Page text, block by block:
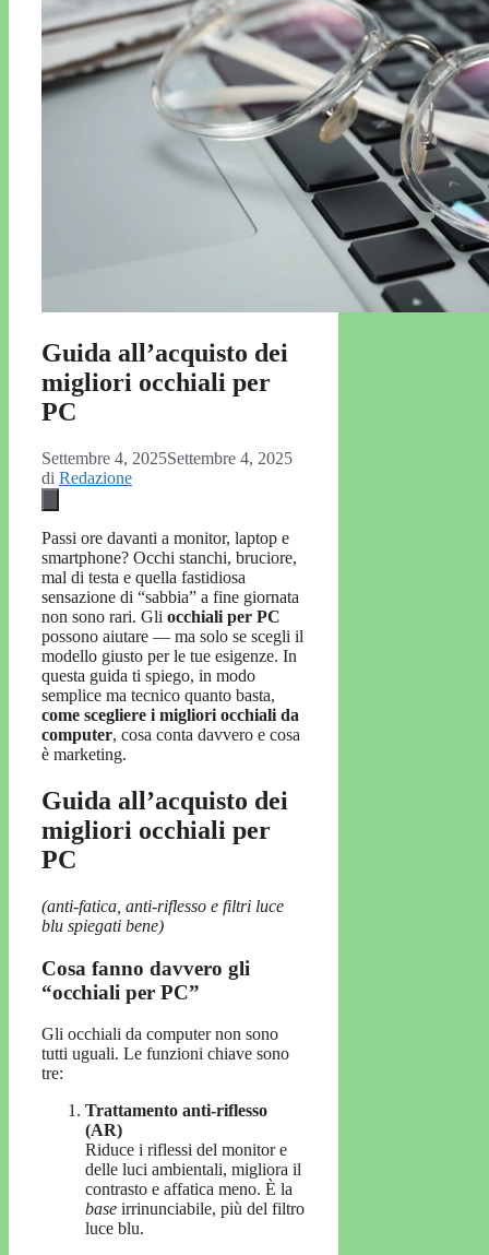
Guida all’acquisto dei
migliori occhiali per
PC
Settembre 4, 2025Settembre 4, 2025
di Redazione
Passi ore davanti a monitor, laptop e
smartphone? Occhi stanchi, bruciore,
mal di testa e quella fastidiosa
sensazione di “sabbia” a fine giornata
non sono rari. Gli occhiali per PC
possono aiutare — ma solo se scegli il
modello giusto per le tue esigenze. In
questa guida ti spiego, in modo
semplice ma tecnico quanto basta,
come scegliere i migliori occhiali da
computer, cosa conta davvero e cosa
è marketing.
Guida all’acquisto dei
migliori occhiali per
PC
(anti-fatica, anti-riflesso e filtri luce
blu spiegati bene)
Cosa fanno davvero gli
“occhiali per PC”
Gli occhiali da computer non sono
tutti uguali. Le funzioni chiave sono
tre:
Trattamento anti-riflesso
(AR)
Riduce i riflessi del monitor e
delle luci ambientali, migliora il
contrasto e affatica meno. È la
base irrinunciabile, più del filtro
luce blu.